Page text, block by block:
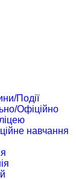
Події
Офіційно
навчання